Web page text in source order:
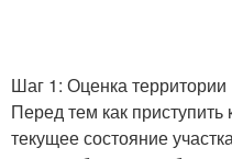
Шаг 1: Оценка территории
Перед тем как
текущее состояние